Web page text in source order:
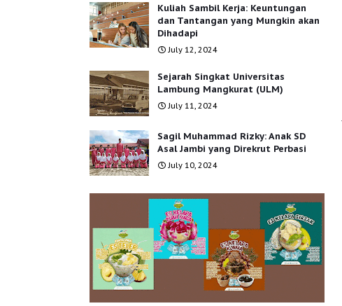
Kuliah Sambil Kerja: Keuntungan
dan Tantangan yang Mungkin akan
Dihadapi
July 12, 2024
Sejarah Singkat Universitas
Lambung Mangkurat (ULM)
July 11, 2024
Sagil Muhammad Rizky: Anak SD
Asal Jambi yang Direkrut Perbasi
July 10, 2024